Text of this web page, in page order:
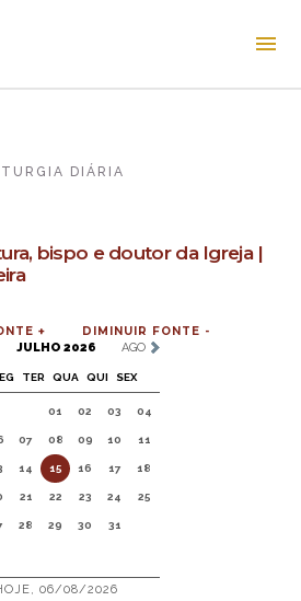
DIÁRIA
bispo e doutor da Igreja |
+
DIMINUIR FONTE -
JULHO 2026 AGO
TER QUA QUI
SEX
01
02 03 04
07 08 09 10 11
14 15 16 17 18
21 22 23 24 25
28 29 30 31
06/08/2026